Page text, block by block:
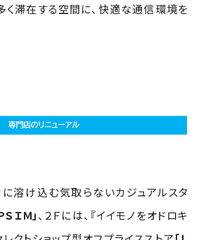
く滞在する空間に、快適な通信環境を
に溶け込む気取らないカジュアルスタ
ＳＩＭ」、２Ｆには、『イイモノをオドロキ